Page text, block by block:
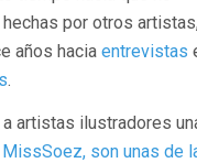
por otros
años hacia entrevistas
.
artistas ilustradores
MissSoez, son unas